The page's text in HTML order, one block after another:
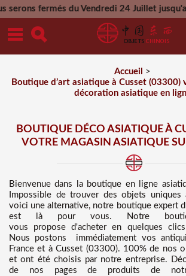
du Vendredi 24 Juillet jusqu'au
Mercredi
Accueil
>
Boutique d’art asiatique à Cusset (03300)
décoration asiatique en
BOUTIQUE DÉCO ASIATIQUE À
VOTRE MAGASIN ASIATIQUE
Bienvenue dans la boutique en ligne
Impossible de trouver des objets uniques
voici une alternative, notre boutique expert
est là pour vous. Notre
vous propose d'acheter en quelques
Nous postons immédiatement vos
France et à Cusset (03300). 100% de nos
et ont été choisis par notre entreprise.
de nos pages de produits de